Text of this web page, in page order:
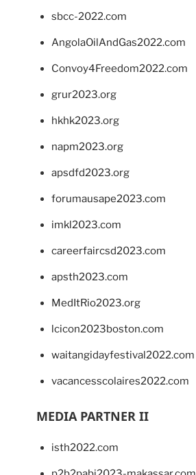
sbcc-2022.com
AngolaOilAndGas2022.com
Convoy4Freedom2022.com
grur2023.org
hkhk2023.org
napm2023.org
apsdfd2023.org
forumausape2023.com
imkl2023.com
careerfaircsd2023.com
apsth2023.com
MedItRio2023.org
lcicon2023boston.com
waitangidayfestival2022.com
vacancesscolaires2022.com
MEDIA PARTNER II
isth2022.com